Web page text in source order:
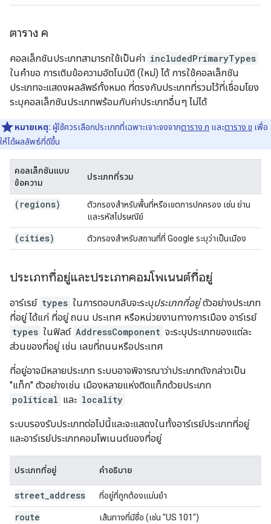
ตาราง ค
คอลเล็กชันประเภทสามารถใช้เป็นค่า includedPrimaryTypes
ในคำขอ การเติมข้อความอัตโนมัติ (ใหม่) ได้ การใช้คอลเล็กชัน
ประเภทจะแสดงผลลัพธ์ทั้งหมด ที่ตรงกับประเภทที่รวมไว้ที่เชื่อมโยง
ระบุคอลเล็กชันประเภทพร้อมกับค่าประเภทอื่นๆ ไม่ได้
หมายเหตุ: ผู้ใช้ควรเลือกประเภทที่เฉพาะเจาะจงจากตาราง ก และตาราง ข เพื่อ
ให้ได้ผลลัพธ์ที่ดีขึ้น
คอลเล็กชันแบบ
ข้อความ
ประเภทที่รวม
(regions)
ตัวกรองสำหรับพื้นที่หรือเขตการปกครอง เช่น ย่าน
และรหัสไปรษณีย์
(cities) ตัวกรองสำหรับสถานที่ที่ Google ระบุว่าเป็นเมือง
ประเภทที่อยู่และประเภทคอมโพเนนต์ที่อยู่
อาร์เรย์ types ในการตอบกลับจะระบุประเภทที่อยู่ตัวอย่างประเภท
ที่อยู่ ได้แก่ ที่อยู่ ถนน ประเทศ หรือหน่วยงานทางการเมือง อาร์เรย์
types ในฟิลด์ AddressComponent จะระบุประเภทของแต่ละ
ส่วนของที่อยู่ เช่น เลขที่ถนนหรือประเทศ
ที่อยู่อาจมีหลายประเภท ระบบอาจพิจารณาว่าประเภทดังกล่าวเป็น
"แท็ก" ตัวอย่างเช่น เมืองหลายแห่งติดแท็กด้วยประเภท
political และ locality
ระบบรองรับประเภทต่อไปนี้และจะแสดงในทั้งอาร์เรย์ประเภทที่อยู่
และอาร์เรย์ประเภทคอมโพเนนต์ของที่อยู่
ประเภทที่อยู่ คำอธิบาย
street address ที่อยู่ที่ถูกต้องแม่นยำ
route เส้นทางที่มีชื่อ (เช่น "US 101")